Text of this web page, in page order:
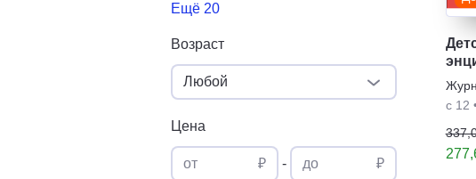
Ещё 20
Возраст
Любой
Цена
от ₽ - до ₽
с 12